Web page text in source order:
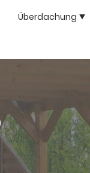
Überdachung